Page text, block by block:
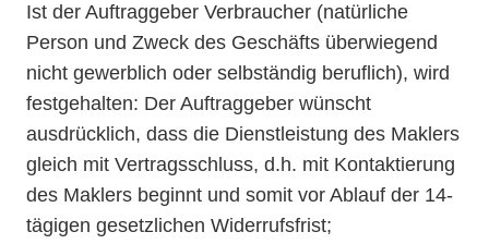
Ist der Auftraggeber Verbraucher (natürliche
Person und Zweck des Geschäfts überwiegend
nicht gewerblich oder selbständig beruflich), wird
festgehalten: Der Auftraggeber wünscht
ausdrücklich, dass die Dienstleistung des Maklers
gleich mit Vertragsschluss, d.h. mit Kontaktierung
des Maklers beginnt und somit vor Ablauf der 14-
tägigen gesetzlichen Widerrufsfrist;